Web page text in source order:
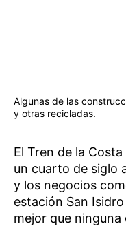
Algunas de las
y otras recicladas.
El Tren de la
un cuarto de siglo
y los negocios
estación San
mejor que